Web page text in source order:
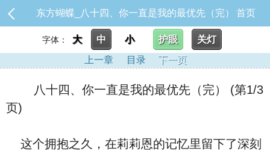
东方蝴蝶_八十四、你一直是我的最优先（完） 首页
字体： 大 中 小 护眼
关灯
上一章
目录 下一页
八十四、你一直是我的最优先（完） (第1/3
页)
这个拥抱之久，在莉莉恩的记忆里留下了深刻